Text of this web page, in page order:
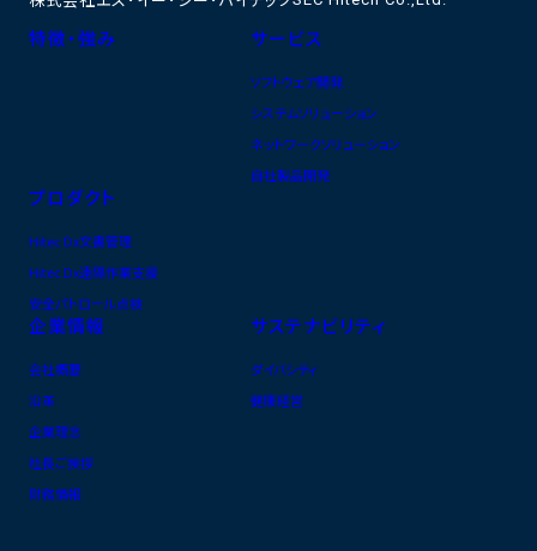
特徴・強み サービス
ソフトウェア開発
システムソリューション
ネットワークソリューション
自社製品開発
プロダクト
Hitec Dx文書管理
Hitec Dx遠隔作業支援
安全パトロール点検
企業情報
会社概要
沿革
企業理念
社長ご挨拶
財務情報
サステナビリティ
ダイバシティ
健康経営